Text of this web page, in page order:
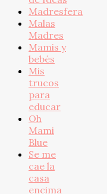
Madresfera
Malas
Madres
Mamis y
bebés
Mis
trucos
para
educar
Oh
Mami
Blue
Se me
cae la
casa
encima